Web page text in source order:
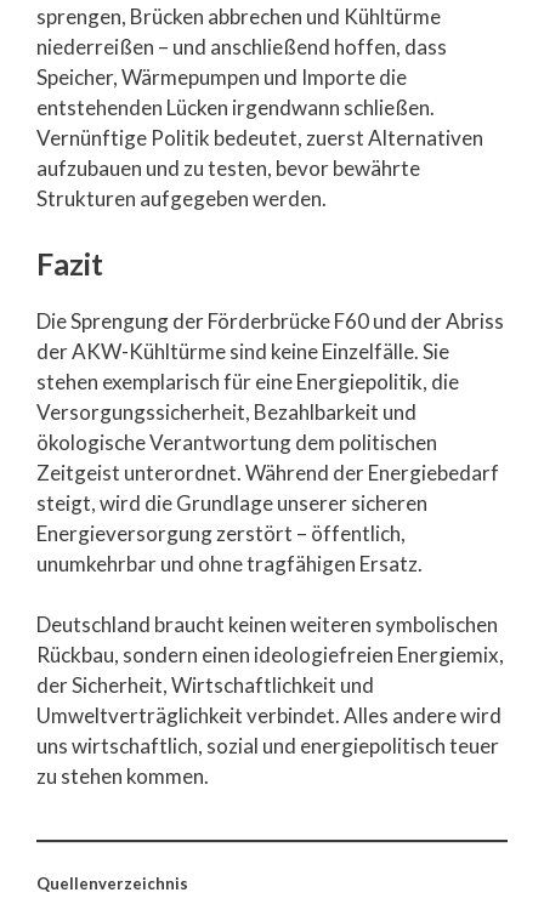
sprengen, Brücken abbrechen und Kühltürme
niederreißen – und anschließend hoffen, dass
Speicher, Wärmepumpen und Importe die
entstehenden Lücken irgendwann schließen.
Vernünftige Politik bedeutet, zuerst Alternativen
aufzubauen und zu testen, bevor bewährte
Strukturen aufgegeben werden.
Fazit
Die Sprengung der Förderbrücke F60 und der Abriss
der AKW-Kühltürme sind keine Einzelfälle. Sie
stehen exemplarisch für eine Energiepolitik, die
Versorgungssicherheit, Bezahlbarkeit und
ökologische Verantwortung dem politischen
Zeitgeist unterordnet. Während der Energiebedarf
steigt, wird die Grundlage unserer sicheren
Energieversorgung zerstört – öffentlich,
unumkehrbar und ohne tragfähigen Ersatz.
Deutschland braucht keinen weiteren symbolischen
Rückbau, sondern einen ideologiefreien Energiemix,
der Sicherheit, Wirtschaftlichkeit und
Umweltverträglichkeit verbindet. Alles andere wird
uns wirtschaftlich, sozial und energiepolitisch teuer
zu stehen kommen.
Quellenverzeichnis